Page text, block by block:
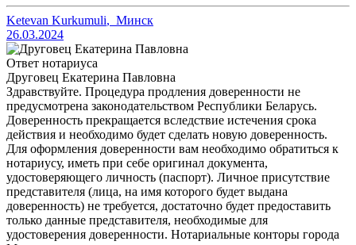
Ketevan Kurkumuli, Минск
26.03.2024
Ответ нотариуса
Друговец Екатерина Павловна
Здравствуйте. Процедура продления доверенности не
предусмотрена законодательством Республики Беларусь.
Доверенность прекращается вследствие истечения срока
действия и необходимо будет сделать новую доверенность.
Для оформления доверенности вам необходимо обратиться к
нотариусу, иметь при себе оригинал документа,
удостоверяющего личность (паспорт). Личное присутствие
представителя (лица, на имя которого будет выдана
доверенность) не требуется, достаточно будет предоставить
только данные представителя, необходимые для
удостоверения доверенности. Нотариальные конторы города